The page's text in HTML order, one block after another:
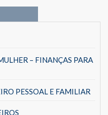
– FINANÇAS PARA
PESSOAL E FAMILIAR